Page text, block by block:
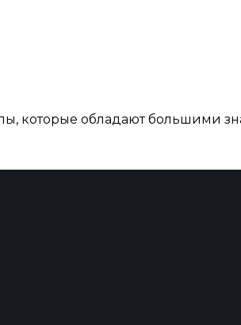
которые обладают большими